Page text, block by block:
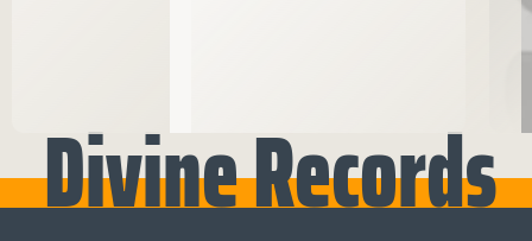
Divine Records